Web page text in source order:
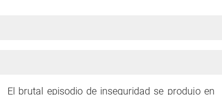
El brutal episodio de inseguridad se produjo en